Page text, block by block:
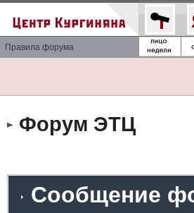
Правила форума
Форум ЭТЦ
Сообщение